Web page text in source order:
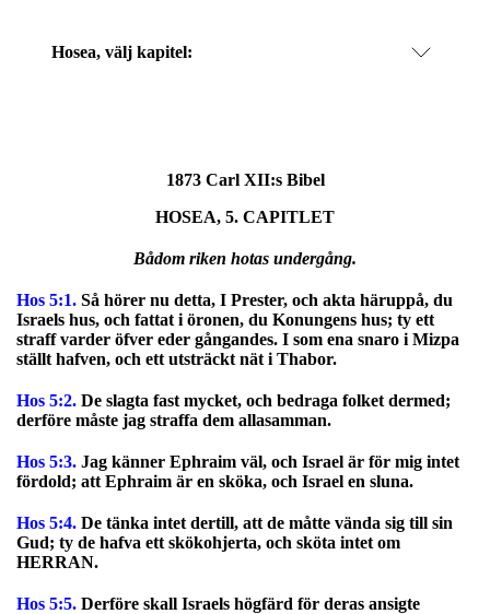
Hosea, välj kapitel:
1873 Carl XII:s Bibel
HOSEA, 5. CAPITLET
Bådom riken hotas undergång.
Hos 5:1. Så hörer nu detta, I Prester, och akta häruppå, du
Israels hus, och fattat i öronen, du Konungens hus; ty ett
straff varder öfver eder gångandes. I som ena snaro i Mizpa
ställt hafven, och ett utsträckt nät i Thabor.
Hos 5:2. De slagta fast mycket, och bedraga folket dermed;
derföre måste jag straffa dem allasamman.
Hos 5:3. Jag känner Ephraim väl, och Israel är för mig intet
fördold; att Ephraim är en sköka, och Israel en sluna.
Hos 5:4. De tänka intet dertill, att de måtte vända sig till sin
Gud; ty de hafva ett skökohjerta, och sköta intet om
HERRAN.
Hos 5:5. Derföre skall Israels högfärd för deras ansigte